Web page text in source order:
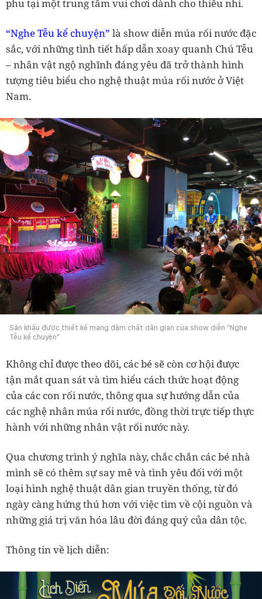
phu tại một trung tâm vui chơi dành cho thiếu nhi.
“Nghe Tễu kể chuyện” là show diễn múa rối nước đặc
sắc, với những tình tiết hấp dẫn xoay quanh Chú Tễu
– nhân vật ngộ nghĩnh đáng yêu đã trở thành hình
tượng tiêu biểu cho nghệ thuật múa rối nước ở Việt
Nam.
Sân khấu được thiết kế mang đậm chất dân gian của show diễn “Nghe
Tễu kể chuyện”
Không chỉ được theo dõi, các bé sẽ còn cơ hội được
tận mắt quan sát và tìm hiểu cách thức hoạt động
của các con rối nước, thông qua sự hướng dẫn của
các nghệ nhân múa rối nước, đồng thời trực tiếp thực
hành với những nhân vật rối nước này.
Qua chương trình ý nghĩa này, chắc chắn các bé nhà
mình sẽ có thêm sự say mê và tình yêu đối với một
loại hình nghệ thuật dân gian truyền thống, từ đó
ngày càng hứng thú hơn với việc tìm về cội nguồn và
những giá trị văn hóa lâu đời đáng quý của dân tộc.
Thông tin về lịch diễn: